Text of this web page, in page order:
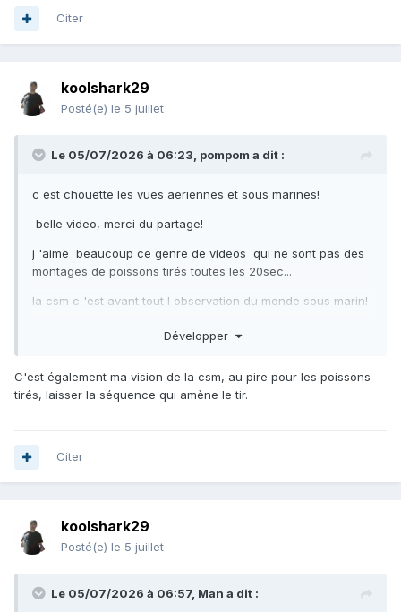
Citer
koolshark29
Posté(e) le 5 juillet
Le 05/07/2026 à 06:23, pompom a dit :
c est chouette les vues aeriennes et sous marines!
belle video, merci du partage!
j 'aime beaucoup ce genre de videos qui ne sont pas des
montages de poissons tirés toutes les 20sec...
la csm c 'est avant tout l observation du monde sous marin!
Développer
C'est également ma vision de la csm, au pire pour les poissons
tirés, laisser la séquence qui amène le tir.
Citer
koolshark29
Posté(e) le 5 juillet
Le 05/07/2026 à 06:57, Man a dit :